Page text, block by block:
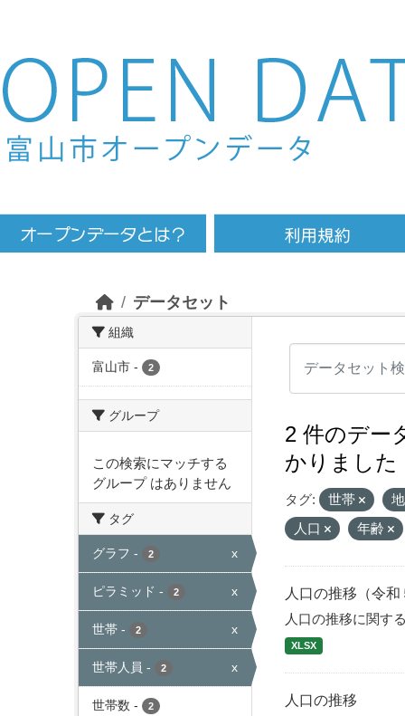
Skip to main content
データセット
組織
富山市 - 2
グループ
この検索にマッチする
グループ はありません
タグ
グラフ - 2 x
ピラミッド - 2 x
世帯 - 2 x
世帯人員 - 2 x
世帯数 - 2
2 件のデー
かりました
タグ: 世帯
人口
年齢
人口の推移（令和
人口の推移に関す
XLSX
人口の推移